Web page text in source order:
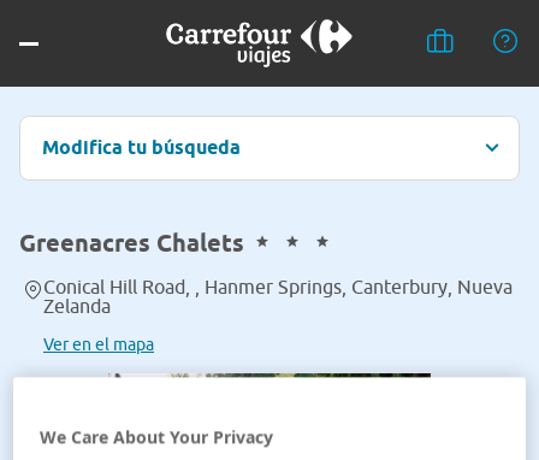
Modifica tu búsqueda
Greenacres Chalets
Conical Hill Road, , Hanmer Springs, Canterbury, Nueva
Zelanda
Ver en el mapa
We Care About Your Privacy